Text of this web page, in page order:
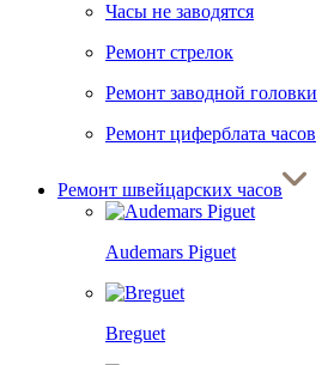
Часы не заводятся
Ремонт стрелок
Ремонт заводной головки
Ремонт циферблата часов
Ремонт швейцарских часов
Audemars Piguet
Breguet